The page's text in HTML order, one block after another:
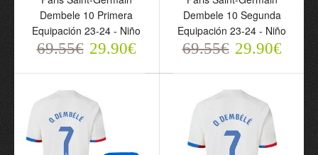
Camiseta de fútbol
Francia Dembele 11
Segunda Equipación
Euro 2024 - Hombre
Conjunto
(Camiseta+Pantalón
Corto) Francia Dembele
11 Segunda Equipación
Dembele 10 Primera
Equipación 23-24 - Niño
69.55€ 29.90€
Dembele 10 Segunda
Equipación 23-24 - Niño
69.55€ 29.90€